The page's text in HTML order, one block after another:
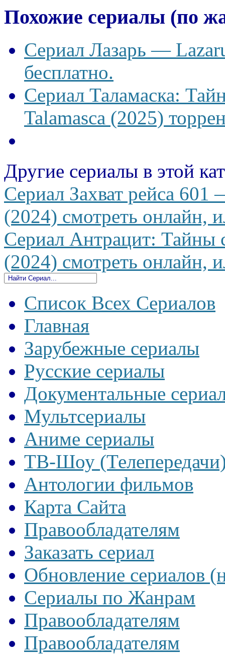
Похожие сериалы (по
Сериал Лазарь —
бесплатно.
Сериал Таламаска:
Talamasca (2025)
Другие сериалы в этой
Сериал Захват рейса
(2024) смотреть онлайн,
Сериал Антрацит:
(2024) смотреть онлайн,
Список Всех Сериалов
Главная
Зарубежные сериалы
Русские сериалы
Документальные
Мультсериалы
Аниме сериалы
ТВ-Шоу
Антологии фильмов
Карта Сайта
Правообладателям
Заказать сериал
Обновление сериалов
Сериалы по Жанрам
Правообладателям
Правообладателям